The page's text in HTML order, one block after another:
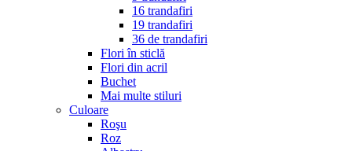
16 trandafiri
19 trandafiri
36 de trandafiri
Flori în sticlă
Flori din acril
Buchet
Mai multe stiluri
Culoare
Roşu
Roz